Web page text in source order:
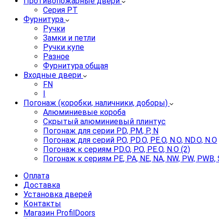
Серия PT
Фурнитура
Ручки
Замки и петли
Ручки купе
Разное
Фурнитура общая
Входные двери
FN
I
Погонаж (коробки, наличники, доборы)
Алюминиевые короба
Скрытый алюминиевый плинтус
Погонаж для серии PD, PM, P, N
Погонаж для серий P.O, PD.O, PE.O, N.O, ND.O, N.O
Погонаж к сериям PD.O, P.O, PE.O, N.O (2)
Погонаж к сериям PE, PA, NE, NA, NW, PW, PWB,
Оплата
Доставка
Установка дверей
Контакты
Магазин ProfilDoors